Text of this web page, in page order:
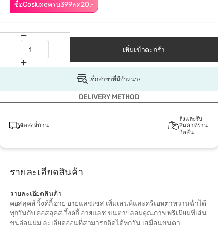
ซื้อCosluxeครบ399ลด20.-
เพิ่มเข้าตะกร้า
เช็กสาขาที่มีจำหน่าย
DELIVERY METHOD
จัดส่งที่บ้าน
สั่งและรับ
สินค้าที่ร้าน
วัตสัน
รายละเอียดสินค้า
รายละเอียดสินค้า
คอสลุคส์ วิ้งค์กี้ อาย อายแลชเชส เพิ่มเสน่ห์และครีเอทตาหวานฉ่ำได้
ทุกวันกับ คอสลุคส์ วิ้งค์กี้ อายแลช ขนตาปลอมคุณภาพ พรีเมียมที่เส้น
ขนอ่อนนุ่ม ละเอียดอ่อนที่สามารถติดได้ทุกวัน เสมือนขนตา